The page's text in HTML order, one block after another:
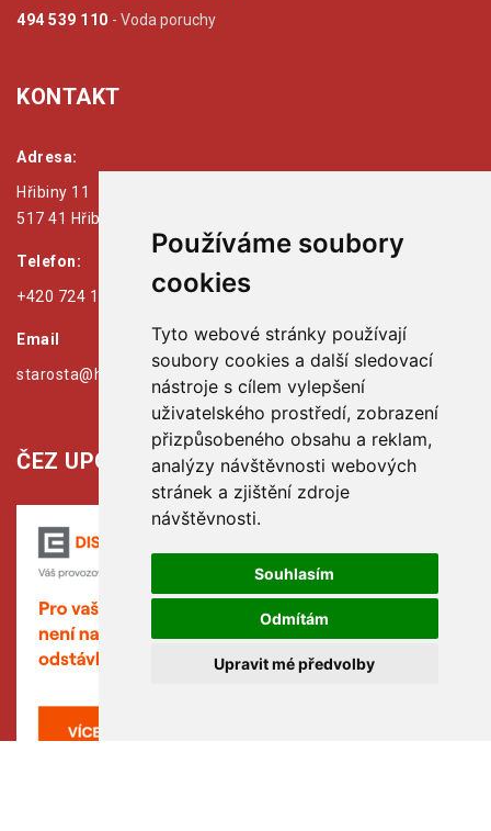
Používáme soubory
cookies
Tyto webové stránky používají
soubory cookies a další sledovací
nástroje s cílem vylepšení
uživatelského prostředí, zobrazení
přizpůsobeného obsahu a reklam,
analýzy návštěvnosti webových
stránek a zjištění zdroje
návštěvnosti.
Souhlasím
Odmítám
Upravit mé předvolby
494 539 110 - Voda poruchy
KONTAKT
Adresa:
Hřibiny 11
517 41 Hřibiny - Ledská
Telefon:
+420 724 179 125
Email
starosta@hribiny-ledska.cz
ČEZ UPOZORŇUJE: